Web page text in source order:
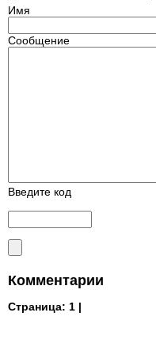
Имя
Сообщение
Введите код
Комментарии
Страница: 1 |